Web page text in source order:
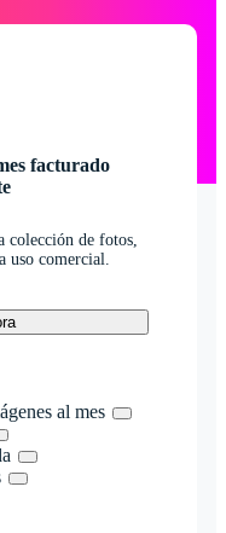
facturado
colección de fotos,
uso comercial.
al mes